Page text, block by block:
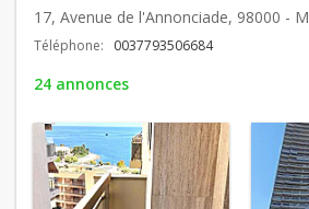
17, Avenue de l'Annonciade, 98000 -
Téléphone: 0037793506684
24 annonces